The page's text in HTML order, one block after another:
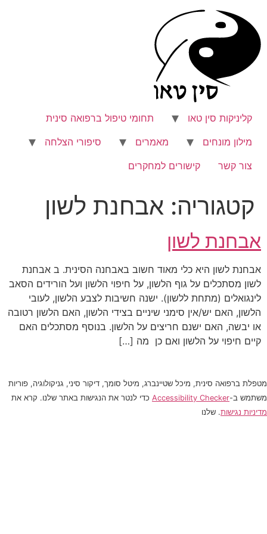
לתוכן
קליניקות סין טאו
תחומי טיפול ברפואה סינית
מילון מונחים
מאמרים
סיפורי הצלחה
צור קשר
קישורים למחקרים
קטגוריה: אבחנת לשון
אבחנת לשון
אבחנת לשון היא כלי מאוד חשוב באבחנה הסינית. ב אבחנת
לשון מסתכלים על גוף הלשון, על חיפוי הלשון ועל הורידים הסאב
לינגואלים (מתחת ללשון). ישנה חשיבות לצבע הלשון, לעובי
הלשון, האם יש/אין סימני שיניים בצידי הלשון, האם הלשון רטובה
או יבשה, האם ישנם חריצים על הלשון. בנוסף מסתכלים האם
קיים חיפוי על הלשון ואם כן מה […]
מטפלת ברפואה סינית, מיכל שטיינברג, מיטל סומך, דיקור סיני, גניקולוגיה, פוריות
משתמש ב-Accessibility Checker כדי לנטר את הנגישות באתר שלנו. קרא את
מדיניות נגישות. שלנו